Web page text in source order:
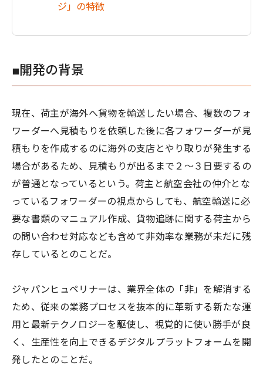
ジ」の特徴
■開発の背景
現在、荷主が海外へ貨物を輸送したい場合、複数のフォ
ワーダーへ見積もりを依頼した後に各フォワーダーが見
積もりを作成するのに海外の支店とやり取りが発生する
場合があるため、見積もりが出るまで２〜３日要するの
が普通となっているという。荷主と航空会社の仲介とな
っているフォワーダーの視点からしても、航空輸送に必
要な書類のマニュアル作成、貨物追跡に関する荷主から
の問い合わせ対応なども含めて非効率な業務が未だに残
存しているとのことだ。
ジャパンヒュペリナーは、業界全体の「非」を解消する
ため、従来の業務プロセスを抜本的に革新する新たな運
用と最新テクノロジーを駆使し、視覚的に使い勝手が良
く、生産性を向上できるデジタルプラットフォームを開
発したとのことだ。